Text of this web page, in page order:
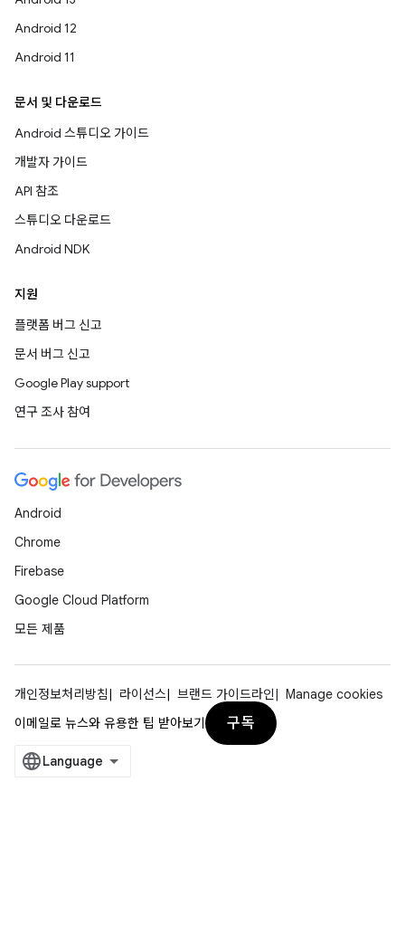
Android 12
Android 11
문서 및 다운로드
Android 스튜디오 가이드
개발자 가이드
API 참조
스튜디오 다운로드
Android NDK
지원
플랫폼 버그 신고
문서 버그 신고
Google Play support
연구 조사 참여
Android
Chrome
Firebase
Google Cloud Platform
모든 제품
개인정보처리방침 라이선스 브랜드 가이드라인
Manage cookies
이메일로 뉴스와 유용한 팁 받아보기
구독